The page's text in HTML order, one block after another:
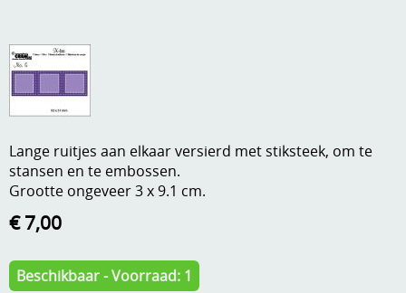
Aanbiedingen
Andere
Dies om te stansen
Handige extra's
Verzend - en verpakkingsk
Info
Anders creatief
Gastenboek
Lange ruitjes aan elkaar versierd met stiksteek, om te
stansen en te embossen.
Grootte ongeveer 3 x 9.1 cm.
€ 7,00
Beschikbaar - Voorraad: 1